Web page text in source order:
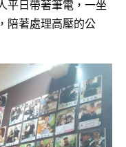
平日帶著筆電，一坐
陪著處理高壓的公